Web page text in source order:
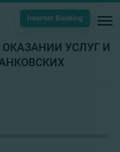
Internet Banking
УСЛУГ И